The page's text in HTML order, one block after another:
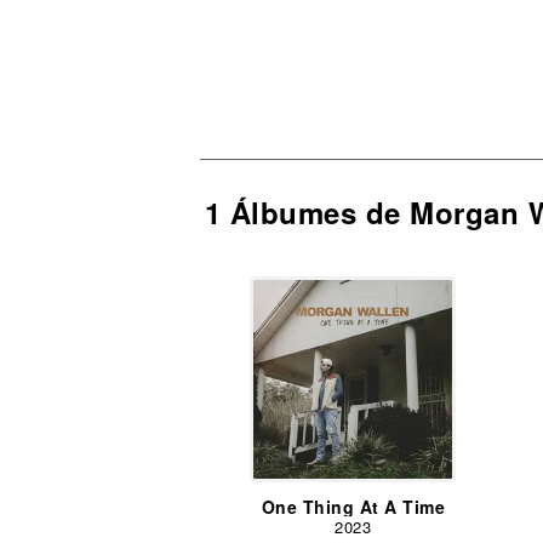
1 Álbumes de Morgan
One Thing At A Time
2023